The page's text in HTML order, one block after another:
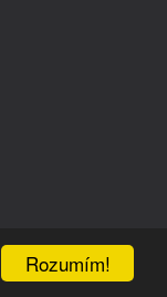
Rozumím!